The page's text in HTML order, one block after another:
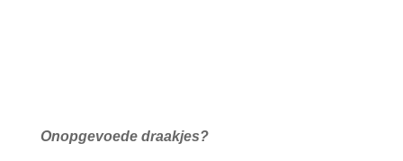
Onopgevoede draakjes?